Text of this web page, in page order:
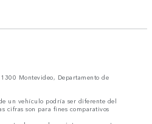
Montevideo, Departamento de
un vehículo podría ser diferente del
cifras son para fines comparativos